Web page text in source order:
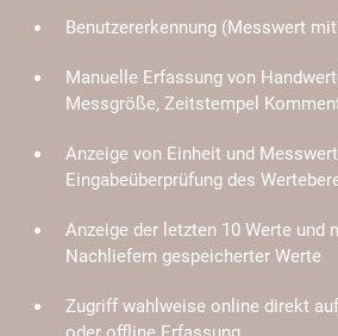
Benutzererkennung (Messwert
Manuelle Erfassung von
Messgröße, Zeitstempel
Anzeige von Einheit und
Eingabeüberprüfung des
Anzeige der letzten 10 Werte und
Nachliefern gespeicherter Werte
Zugriff wahlweise online direkt